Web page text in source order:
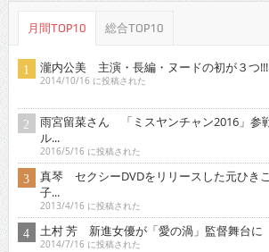
月間TOP10 総合TOP10
瀧内公美 主演・長編・ヌードの初が３つ
2014/10/16 に投稿された
雨宮留菜さん 「ミスヤンチャン2016」参
ル...
2016/5/16 に投稿された
真琴 セクシーDVDをリリースした元ひき
子...
2013/4/16 に投稿された
土村 芳 新進女優が「愛の渦」監督舞台に
2014/7/16 に投稿された